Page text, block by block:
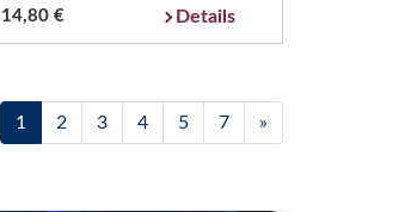
14,80 € Details
1 2 3 4 5 7 »